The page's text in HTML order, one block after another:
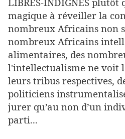
magique à réveiller la
nombreux Africains non
nombreux Africains
alimentaires, des
l'intellectualisme ne voit
leurs tribus respectives,
politiciens
jurer qu’au non d’un
parti...